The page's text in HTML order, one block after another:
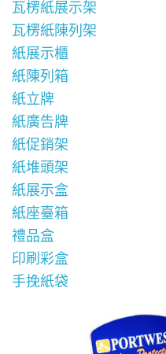
瓦楞紙展示架
瓦楞紙陳列架
紙展示櫃
紙陳列箱
紙立牌
紙廣告牌
紙促銷架
紙堆頭架
紙展示盒
紙座臺箱
禮品盒
印刷彩盒
手挽紙袋